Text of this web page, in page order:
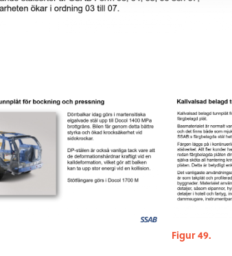
Figur 49.